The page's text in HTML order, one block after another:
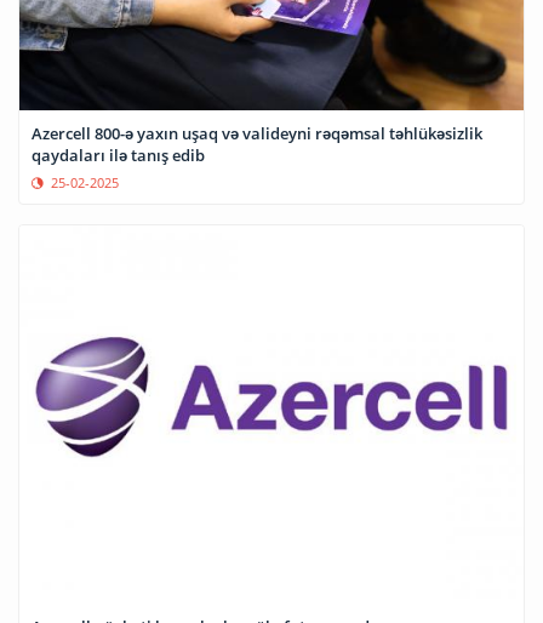
Azercell 800-ə yaxın uşaq və valideyni rəqəmsal təhlükəsizlik
qaydaları ilə tanış edib
25-02-2025